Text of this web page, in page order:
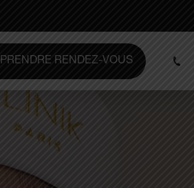
PRENDRE RENDEZ-VOUS